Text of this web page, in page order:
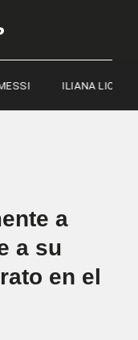
ILIANA LICK
a
a su
en el